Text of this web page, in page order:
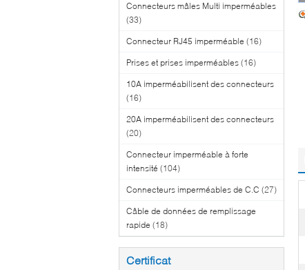
Connecteurs mâles Multi imperméables
(33)
Connecteur RJ45 imperméable (16)
Prises et prises imperméables (16)
10A imperméabilisent des connecteurs
(16)
20A imperméabilisent des connecteurs
(20)
Connecteur imperméable à forte
intensité (104)
Connecteurs imperméables de C.C (27)
Câble de données de remplissage
rapide (18)
Certificat